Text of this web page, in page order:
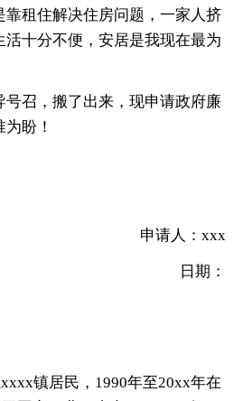
靠租住解决住房问题，一家人挤
十分不便，安居是我现在最为
号召，搬了出来，现申请政府廉
盼！
申请人：xxx
日期：
镇居民，1990年至20xx年在